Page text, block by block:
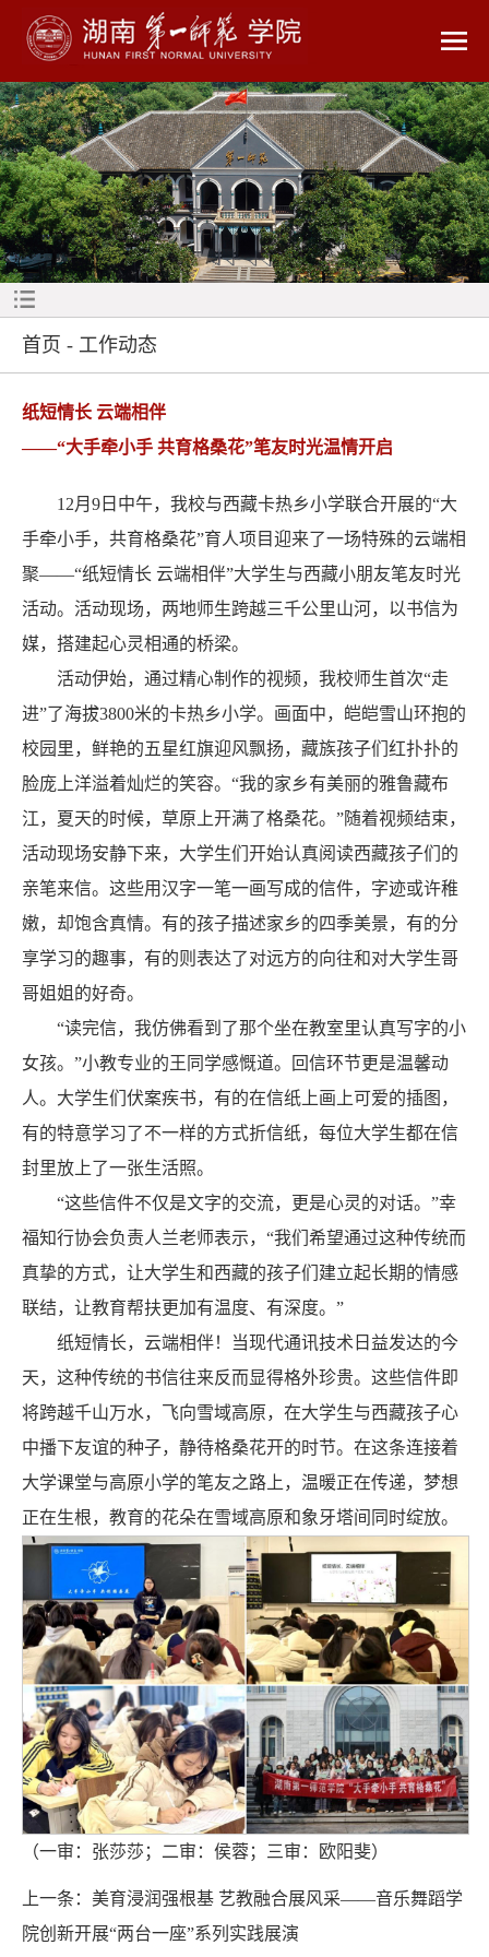
首页 - 工作动态
纸短情长 云端相伴
——“大手牵小手 共育格桑花”笔友时光温情开启
12月9日中午，我校与西藏卡热乡小学联合开展的“大
手牵小手，共育格桑花”育人项目迎来了一场特殊的云端相
聚——“纸短情长 云端相伴”大学生与西藏小朋友笔友时光
活动。活动现场，两地师生跨越三千公里山河，以书信为
媒，搭建起心灵相通的桥梁。
活动伊始，通过精心制作的视频，我校师生首次“走
进”了海拔3800米的卡热乡小学。画面中，皑皑雪山环抱的
校园里，鲜艳的五星红旗迎风飘扬，藏族孩子们红扑扑的
脸庞上洋溢着灿烂的笑容。“我的家乡有美丽的雅鲁藏布
江，夏天的时候，草原上开满了格桑花。”随着视频结束，
活动现场安静下来，大学生们开始认真阅读西藏孩子们的
亲笔来信。这些用汉字一笔一画写成的信件，字迹或许稚
嫩，却饱含真情。有的孩子描述家乡的四季美景，有的分
享学习的趣事，有的则表达了对远方的向往和对大学生哥
哥姐姐的好奇。
“读完信，我仿佛看到了那个坐在教室里认真写字的小
女孩。”小教专业的王同学感慨道。回信环节更是温馨动
人。大学生们伏案疾书，有的在信纸上画上可爱的插图，
有的特意学习了不一样的方式折信纸，每位大学生都在信
封里放上了一张生活照。
“这些信件不仅是文字的交流，更是心灵的对话。”幸
福知行协会负责人兰老师表示，“我们希望通过这种传统而
真挚的方式，让大学生和西藏的孩子们建立起长期的情感
联结，让教育帮扶更加有温度、有深度。”
纸短情长，云端相伴！当现代通讯技术日益发达的今
天，这种传统的书信往来反而显得格外珍贵。这些信件即
将跨越千山万水，飞向雪域高原，在大学生与西藏孩子心
中播下友谊的种子，静待格桑花开的时节。在这条连接着
大学课堂与高原小学的笔友之路上，温暖正在传递，梦想
正在生根，教育的花朵在雪域高原和象牙塔间同时绽放。
（一审：张莎莎；二审：侯蓉；三审：欧阳斐）
上一条： 美育浸润强根基 艺教融合展风采——音乐舞蹈学
院创新开展“两台一座”系列实践展演